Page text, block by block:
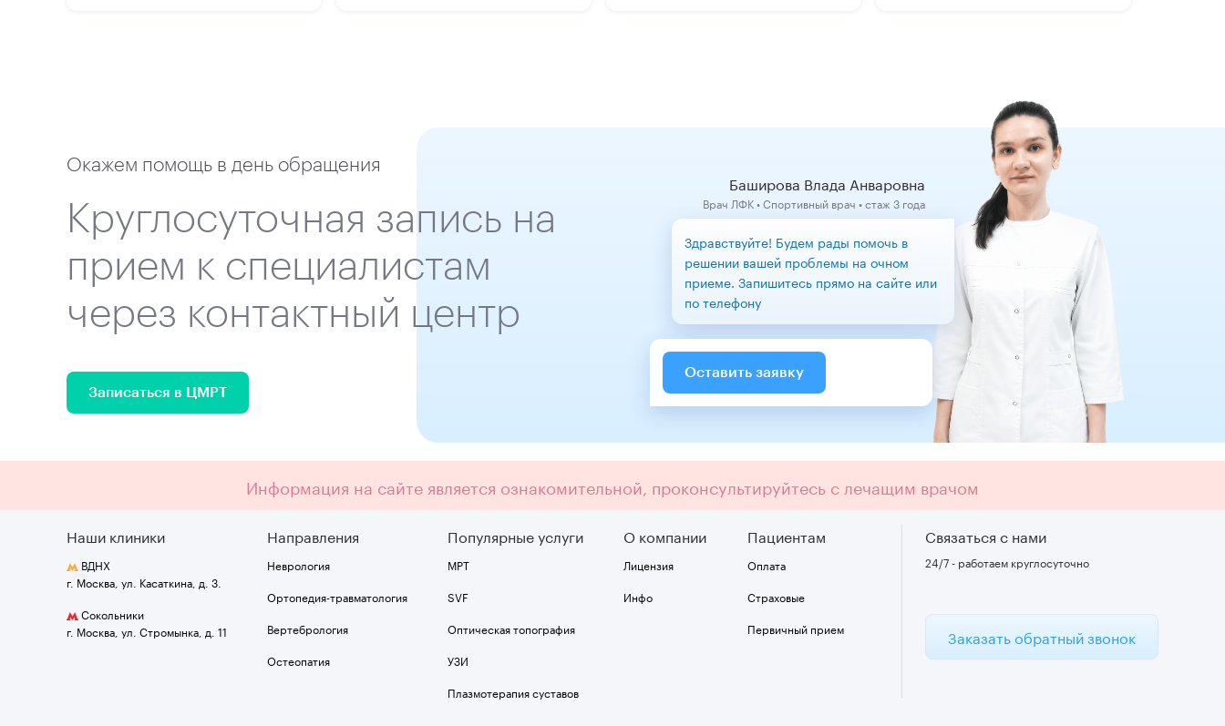
Окажем помощь в день обращения
Круглосуточная запись на
прием к специалистам
через контактный центр
Записаться в ЦМРТ
Баширова Влада Анваровна
Врач ЛФК • Спортивный врач • стаж 3 года
Здравствуйте! Будем рады помочь в
решении вашей проблемы на очном
приеме. Запишитесь прямо на сайте или
по телефону
Оставить заявку
Информация на сайте является ознакомительной, проконсультируйтесь с лечащим врачом
Наши клиники
ВДНХ
г. Москва, ул. Касаткина, д. 3.
Сокольники
г. Москва, ул. Стромынка, д. 11
Направления
Неврология
Ортопедия-травматология
Вертебрология
Остеопатия
Популярные услуги
МРТ
SVF
Оптическая топография
УЗИ
Плазмотерапия суставов
О компании
Лицензия
Инфо
Пациентам
Оплата
Страховые
Первичный прием
Связаться с нами
24/7 - работаем круглосуточно
Заказать обратный звонок